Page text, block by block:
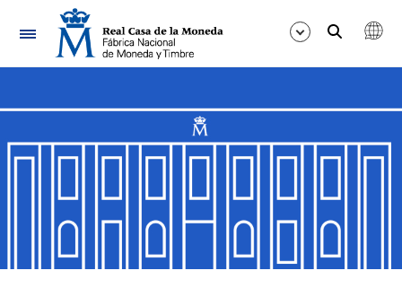
Navegación
Mostrar/Ocultar
Mostrar/Ocultar
Mostrar/Ocultar